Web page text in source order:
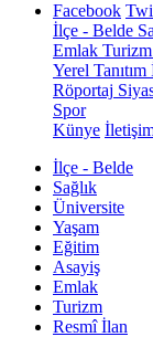
Facebook
İlçe - Belde
Emlak Turizm
Yerel Tanıtım
Röportaj
Spor
Künye
İlçe - Belde
Sağlık
Üniversite
Yaşam
Eğitim
Asayiş
Emlak
Turizm
Resmî İlan